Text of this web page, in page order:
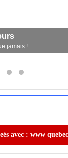
jamais !
avec : www